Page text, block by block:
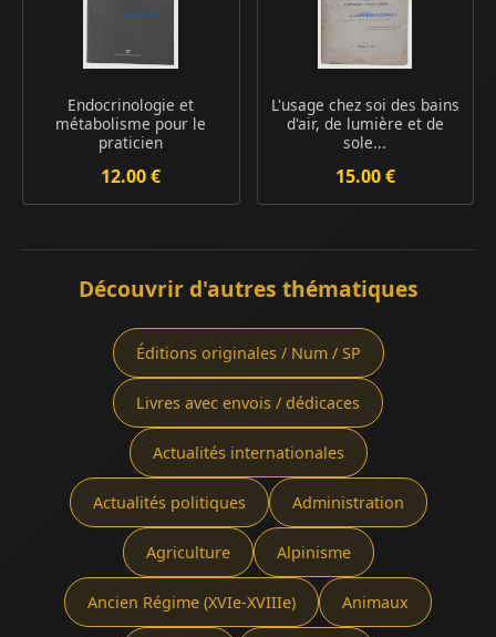
Endocrinologie et
métabolisme pour le
praticien
12.00 €
L'usage chez soi des bains
d'air, de lumière et de
sole...
15.00 €
Découvrir d'autres thématiques
Éditions originales / Num / SP
Livres avec envois / dédicaces
Actualités internationales
Actualités politiques Administration
Agriculture Alpinisme
Ancien Régime (XVIe-XVIIIe) Animaux